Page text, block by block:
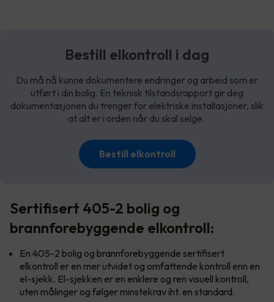
Bestill elkontroll i dag
Du må nå kunne dokumentere endringer og arbeid som er
utført i din bolig. En teknisk tilstandsrapport gir deg
dokumentasjonen du trenger for elektriske installasjoner, slik
at alt er i orden når du skal selge.
Bestill elkontroll
Sertifisert 405-2 bolig og
brannforebyggende elkontroll:
En 405-2 bolig og brannforebyggende sertifisert
elkontroll er en mer utvidet og omfattende kontroll enn en
el-sjekk. El-sjekken er en enklere og ren visuell kontroll,
uten målinger og følger minstekrav iht. en standard.